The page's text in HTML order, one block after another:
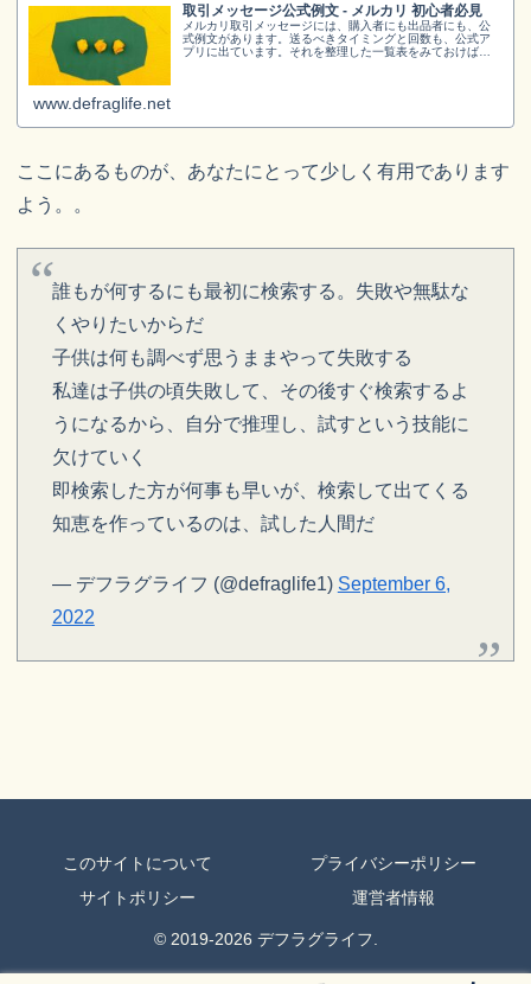
取引メッセージ公式例文 - メルカリ 初心者必見
メルカリ取引メッセージには、購入者にも出品者にも、公
式例文があります。送るべきタイミングと回数も、公式ア
プリに出ています。それを整理した一覧表をみておけば、
www.defraglife.net
ここにあるものが、あなたにとって少しく有用であります
よう。。
誰もが何するにも最初に検索する。失敗や無駄な
くやりたいからだ
子供は何も調べず思うままやって失敗する
私達は子供の頃失敗して、その後すぐ検索するよ
うになるから、自分で推理し、試すという技能に
欠けていく
即検索した方が何事も早いが、検索して出てくる
知恵を作っているのは、試した人間だ
— デフラグライフ (@defraglife1) September 6,
2022
このサイトについて
プライバシーポリシー
サイトポリシー
運営者情報
© 2019-2026 デフラグライフ.